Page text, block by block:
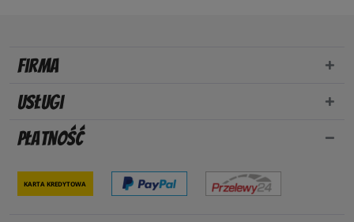
Firma
Usługi
Płatność
Karta kredytowa